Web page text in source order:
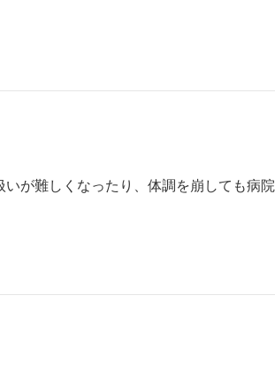
が難しくなったり、体調を崩しても病院